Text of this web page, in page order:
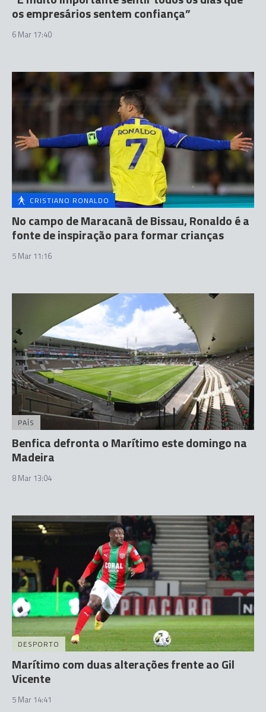
os empresários sentem confiança”
6 Mar 17:40
CRISTIANO RONALDO
No campo de Maracanã de Bissau, Ronaldo é a
fonte de inspiração para formar crianças
5 Mar 11:16
PAÍS
Benfica defronta o Marítimo este domingo na
Madeira
8 Mar 13:04
DESPORTO
Marítimo com duas alterações frente ao Gil
Vicente
5 Mar 14:41